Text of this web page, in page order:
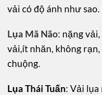
vải có độ ánh như sao.
Lụa Mã Não: nặng
vải,ít nhăn, không
chuộng.
Lụa Thái Tuấn: Vải lụa